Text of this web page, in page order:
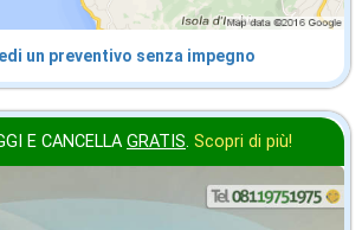
un preventivo senza impegno
E CANCELLA GRATIS. Scopri di più!